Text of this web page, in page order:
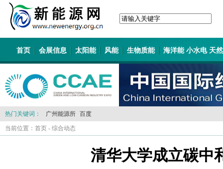
首页 会展信息 太阳能 风能 生物质能 海洋能 小水电 天
热门关键词： 广州能源所 百度
当前位置： 首页 - 综合动态
清华大学成立碳中